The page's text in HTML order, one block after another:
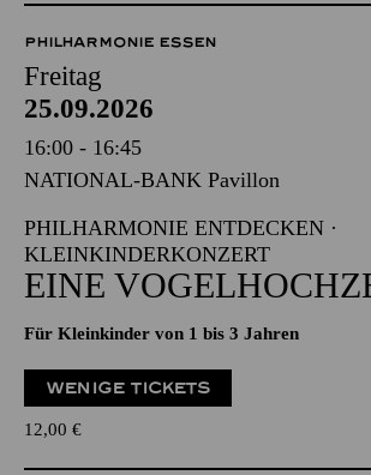
PHILHARMONIE ESSEN
Freitag
25.09.2026
16:00 - 16:45
NATIONAL-BANK Pavillon
PHILHARMONIE ENTDECKEN ·
KLEINKINDERKONZERT
EINE
Für Kleinkinder von 1 bis 3 Jahren
WENIGE TICKETS
12,00 €